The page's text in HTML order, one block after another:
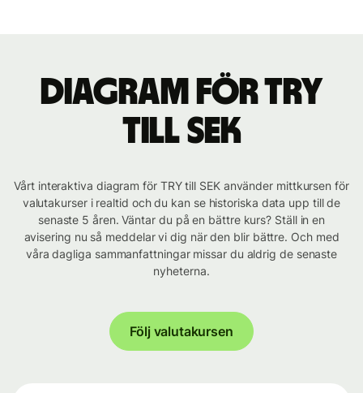
Diagram för TRY
till SEK
Vårt interaktiva diagram för TRY till SEK använder mittkursen för
valutakurser i realtid och du kan se historiska data upp till de
senaste 5 åren. Väntar du på en bättre kurs? Ställ in en
avisering nu så meddelar vi dig när den blir bättre. Och med
våra dagliga sammanfattningar missar du aldrig de senaste
nyheterna.
Följ valutakursen